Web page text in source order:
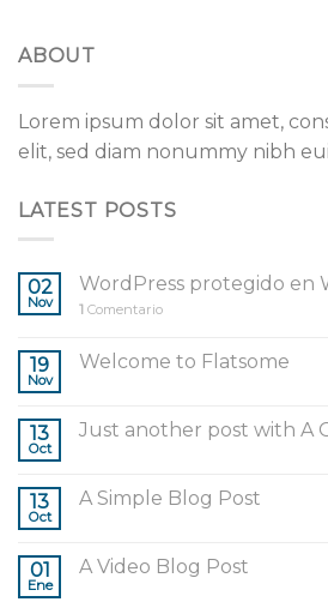
ABOUT
Lorem ipsum dolor sit amet,
elit, sed diam nonummy nibh
LATEST POSTS
02
Nov
WordPress protegido en
1 Comentario
19
Nov
Welcome to Flatsome
13
Oct
Just another post with A
13
Oct
A Simple Blog Post
01
Ene
A Video Blog Post